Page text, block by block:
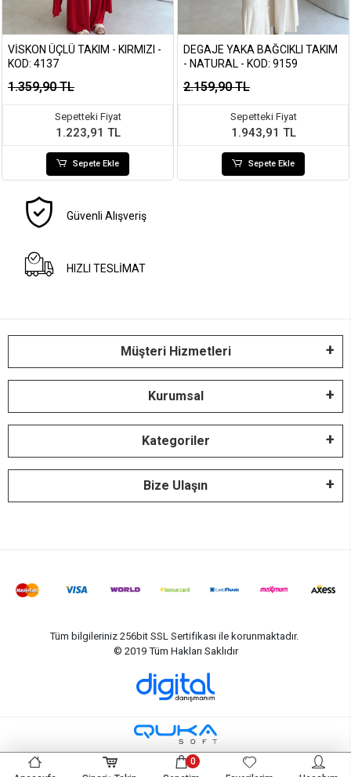
VISKON ÜÇLÜ TAKIM - KIRMIZI -
KOD: 4137
1.359,90 TL
Sepetteki Fiyat
1.223,91 TL
Sepete Ekle
DEGAJE YAKA BAĞCIKLI TAKIM
- NATURAL - KOD: 9159
2.159,90 TL
Sepetteki Fiyat
1.943,91 TL
Sepete Ekle
Güvenli Alışveriş
HIZLI TESLİMAT
Müşteri Hizmetleri
Kurumsal
Kategoriler
Bize Ulaşın
Tüm bilgileriniz 256bit SSL Sertifikası ile korunmaktadır.
© 2019 Tüm Hakları Saklıdır
0